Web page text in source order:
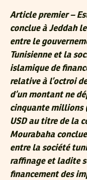
Article premier –
conclue à Jeddah
entre le
Tunisienne et la
islamique de
relative à l’octroi
d’un montant ne
cinquante millions
USD au titre de la
Mourabaha
entre la société
raffinage et ladite
financement des